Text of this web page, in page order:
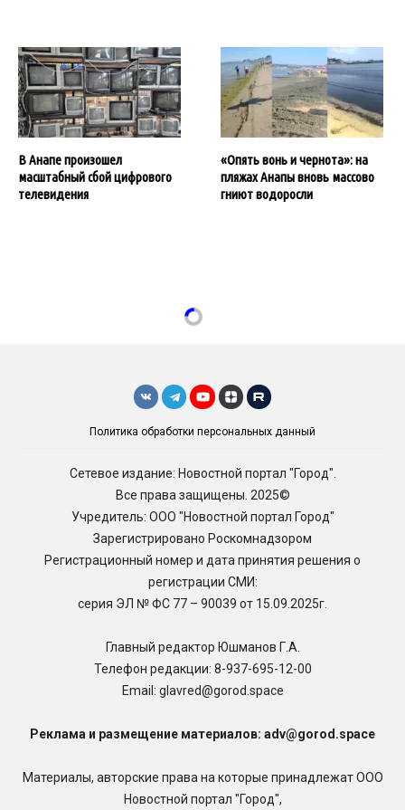
В Анапе произошел
масштабный сбой цифрового
телевидения
«Опять вонь и чернота»: на
пляжах Анапы вновь массово
гниют водоросли
Политика обработки персональных данный
Сетевое издание: Новостной портал "Город".
Все права защищены. 2025©
Учредитель: ООО "Новостной портал Город"
Зарегистрировано Роскомнадзором
Регистрационный номер и дата принятия решения о
регистрации СМИ:
серия ЭЛ № ФС 77 – 90039 от 15.09.2025г.
Главный редактор Юшманов Г.А.
Телефон редакции: 8-937-695-12-00
Email: glavred@gorod.space
Реклама и размещение материалов: adv@gorod.space
Материалы, авторские права на которые принадлежат ООО
Новостной портал "Город",